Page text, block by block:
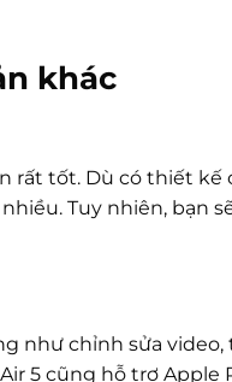
khác
rất tốt. Dù có thiết kế
Tuy nhiên, bạn
như chỉnh sửa video,
5 cũng hỗ trợ Apple